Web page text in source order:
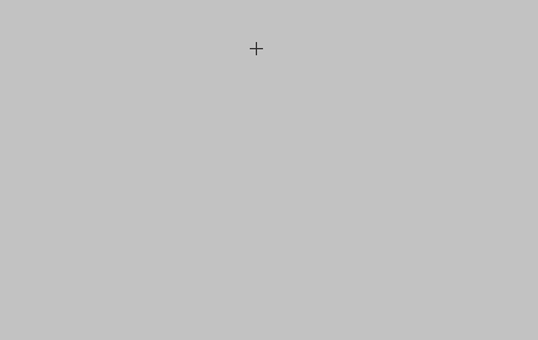
planten we een boom voor